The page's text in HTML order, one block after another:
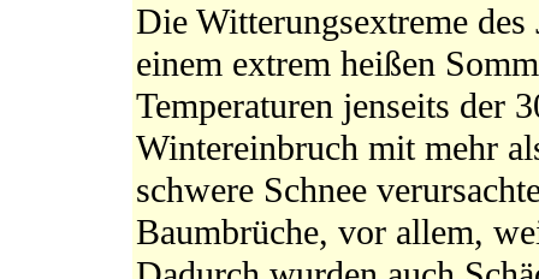
Die Witterungsextreme
einem extrem heißen
Temperaturen jenseits der
Wintereinbruch mit mehr
schwere Schnee
Baumbrüche, vor allem,